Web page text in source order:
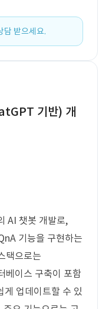
담 받으세요.
기반) 개
AI 챗봇 개발로,
기능을 구현하는
택으로는
베이스 구축이 포함
게 업데이트할 수 있